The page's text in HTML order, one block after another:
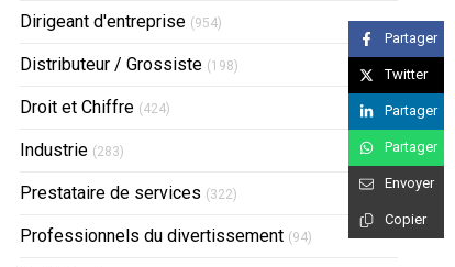
Partager
Twitter
Partager
Partager
Envoyer
Copier
Dirigeant d'entreprise (954)
Distributeur / Grossiste (198)
Droit et Chiffre (424)
Industrie (283)
Prestataire de services (322)
Professionnels du divertissement (94) Articles Count